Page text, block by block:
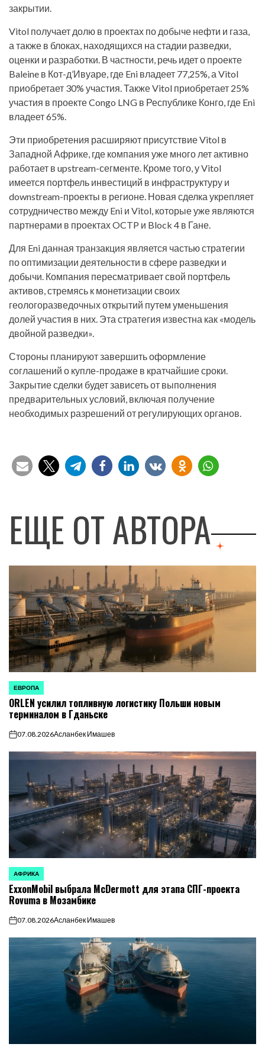
закрытии.
Vitol получает долю в проектах по добыче нефти и газа,
а также в блоках, находящихся на стадии разведки,
оценки и разработки. В частности, речь идет о проекте
Baleine в Кот-д’Ивуаре, где Eni владеет 77,25%, а Vitol
приобретает 30% участия. Также Vitol приобретает 25%
участия в проекте Congo LNG в Республике Конго, где Eni
владеет 65%.
Эти приобретения расширяют присутствие Vitol в
Западной Африке, где компания уже много лет активно
работает в upstream-сегменте. Кроме того, у Vitol
имеется портфель инвестиций в инфраструктуру и
downstream-проекты в регионе. Новая сделка укрепляет
сотрудничество между Eni и Vitol, которые уже являются
партнерами в проектах OCTP и Block 4 в Гане.
Для Eni данная транзакция является частью стратегии
по оптимизации деятельности в сфере разведки и
добычи. Компания пересматривает свой портфель
активов, стремясь к монетизации своих
геологоразведочных открытий путем уменьшения
долей участия в них. Эта стратегия известна как «модель
двойной разведки».
Стороны планируют завершить оформление
соглашений о купле-продаже в кратчайшие сроки.
Закрытие сделки будет зависеть от выполнения
предварительных условий, включая получение
необходимых разрешений от регулирующих органов.
ЕЩЕ ОТ АВТОРА
ОПУБЛИКОВАНО
В
ЕВРОПА
ORLEN усилил топливную логистику Польши новым
терминалом в Гданьске
on07.08.2026Асланбек Имашев
ОПУБЛИКОВАНО
В
АФРИКА
ExxonMobil выбрала McDermott для этапа СПГ-проекта
Rovuma в Мозамбике
on07.08.2026Асланбек Имашев